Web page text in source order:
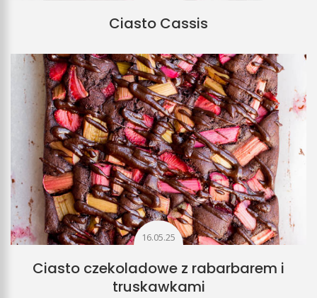
Ciasto Cassis
16.05.25
Ciasto czekoladowe z rabarbarem i
truskawkami